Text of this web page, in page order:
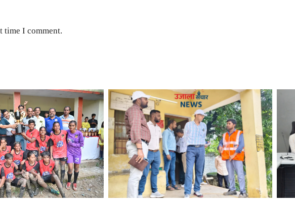
time I comment.